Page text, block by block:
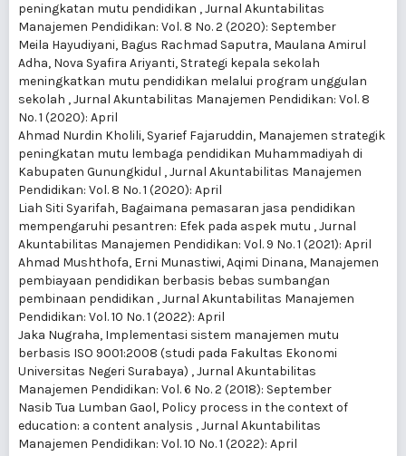
peningkatan mutu pendidikan ,Jurnal Akuntabilitas
Manajemen Pendidikan: Vol. 8 No. 2 (2020): September
Meila Hayudiyani, Bagus Rachmad Saputra, Maulana Amirul
Adha, Nova Syafira Ariyanti, Strategi kepala sekolah
meningkatkan mutu pendidikan melalui program unggulan
sekolah ,Jurnal Akuntabilitas Manajemen Pendidikan: Vol. 8
No. 1 (2020): April
Ahmad Nurdin Kholili, Syarief Fajaruddin, Manajemen strategik
peningkatan mutu lembaga pendidikan Muhammadiyah di
Kabupaten Gunungkidul ,Jurnal Akuntabilitas Manajemen
Pendidikan: Vol. 8 No. 1 (2020): April
Liah Siti Syarifah, Bagaimana pemasaran jasa pendidikan
mempengaruhi pesantren: Efek pada aspek mutu ,Jurnal
Akuntabilitas Manajemen Pendidikan: Vol. 9 No. 1 (2021): April
Ahmad Mushthofa, Erni Munastiwi, Aqimi Dinana, Manajemen
pembiayaan pendidikan berbasis bebas sumbangan
pembinaan pendidikan ,Jurnal Akuntabilitas Manajemen
Pendidikan: Vol. 10 No. 1 (2022): April
Jaka Nugraha, Implementasi sistem manajemen mutu
berbasis ISO 9001:2008 (studi pada Fakultas Ekonomi
Universitas Negeri Surabaya) ,Jurnal Akuntabilitas
Manajemen Pendidikan: Vol. 6 No. 2 (2018): September
Nasib Tua Lumban Gaol, Policy process in the context of
education: a content analysis ,Jurnal Akuntabilitas
Manajemen Pendidikan: Vol. 10 No. 1 (2022): April